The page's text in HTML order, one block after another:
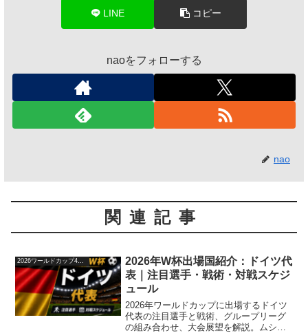
LINE コピー
naoをフォローする
nao
関連記事
2026年W杯出場国紹介：ドイツ代
表｜注目選手・戦術・対戦スケジ
ュール
2026年ワールドカップに出場するドイツ
代表の注目選手と戦術、グループリーグ
の組み合わせ、大会展望を解説。ムシア